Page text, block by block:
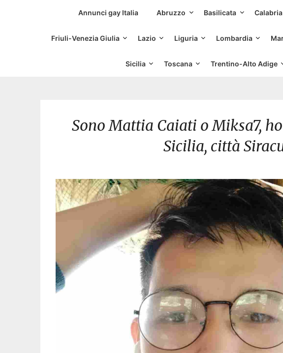
Siti Incontri Gay
Annunci gay Italia Abruzzo Basilicata Calabria
Friuli-Venezia Giulia Lazio Liguria Lombardia
Sicilia Toscana Trentino-Alto Adige
Sono Mattia Caiati o Miksa7,
Sicilia, città